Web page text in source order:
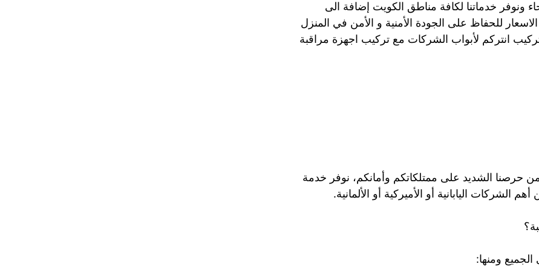
ونوفر خدماتنا لكافة مناطق الكويت إضافة الى
للحفاظ على الجودة الأمنية و الأمن في المنزل
انتركم لأبواب الشركات مع تركيب اجهزة مراقبة
حرصنا الشديد على ممتلكاتكم وأمانكم، نوفر خدمة
اليابانية أو الأميركية أو الألمانية.
ومنها: